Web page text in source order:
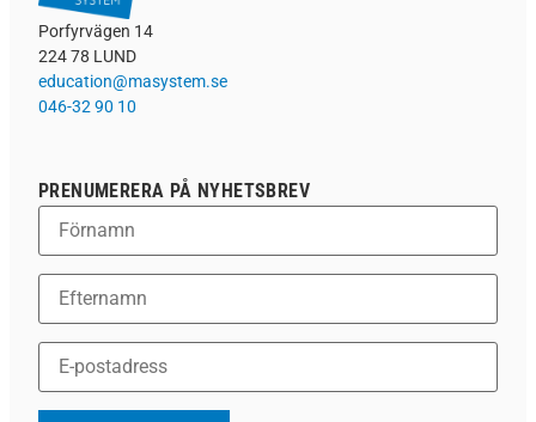
Porfyrvägen 14
224 78 LUND
education@masystem.se
046-32 90 10
PRENUMERERA PÅ NYHETSBREV